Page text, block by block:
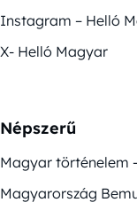
Instagram – Helló
X- Helló Magyar
Népszerű
Magyar történelem
Magyarország